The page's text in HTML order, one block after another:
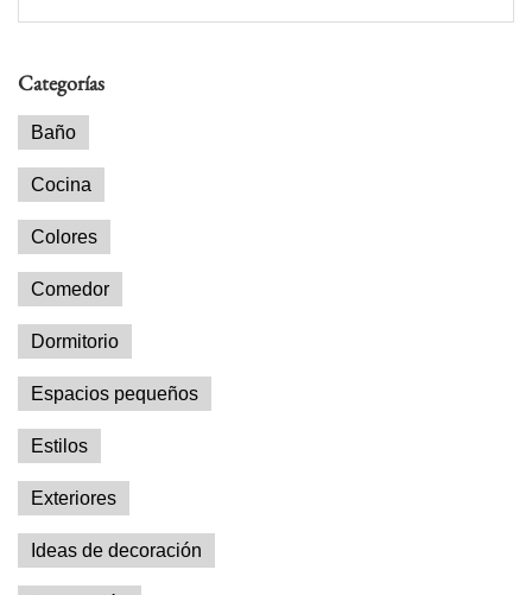
Categorías
Baño
Cocina
Colores
Comedor
Dormitorio
Espacios pequeños
Estilos
Exteriores
Ideas de decoración